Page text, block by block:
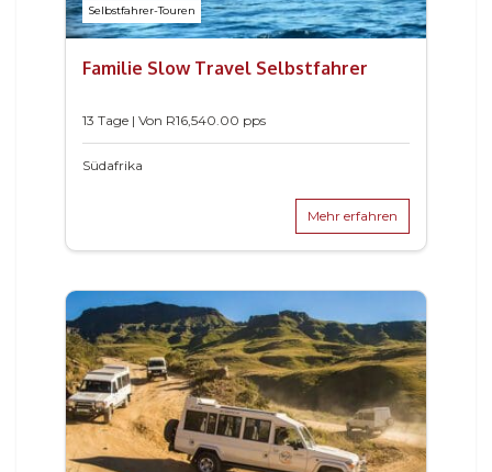
Selbstfahrer-Touren
Familie Slow Travel Selbstfahrer
13 Tage | Von R16,540.00 pps
Südafrika
Mehr erfahren